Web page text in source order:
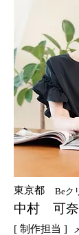
東京都 Beク
中村 可
[ 制作担当 ]